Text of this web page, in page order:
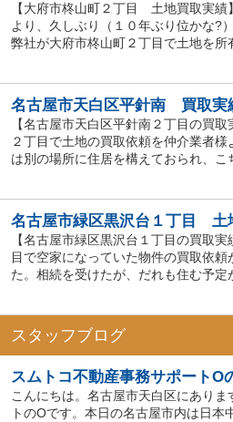
【大府市柊山町２丁目 土地買取実績
より、久しぶり（１０年ぶり位かな?
弊社が大府市柊山町２丁目で土地を所
名古屋市天白区平針南 買取実
【名古屋市天白区平針南２丁目の買
２丁目で土地の買取依頼を仲介業者
は別の場所に住居を構えておられ、こ
名古屋市緑区黒沢台１丁目 土
【名古屋市緑区黒沢台１丁目の買取
目で空家になっていた物件の買取依
た。相続を受けたが、だれも住む予定
スタッフブログ
スムトコ不動産事務サポートO
こんにちは。名古屋市天白区にあり
トのOです。本日の名古屋市内は日本